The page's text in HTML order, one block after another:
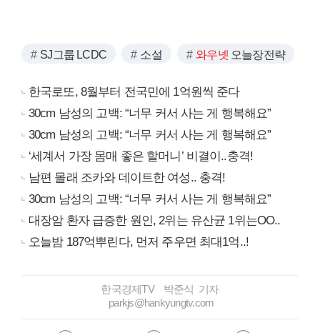
SJ그룹 LCDC 소설 와우넷 오늘장전략
한국로또, 8월부터 전국민에 1억원씩 준다
30cm 남성의 고백: “너무 커서 사는 게 행복해요”
30cm 남성의 고백: “너무 커서 사는 게 행복해요”
‘세계서 가장 몸매 좋은 할머니’ 비결이..충격!
남편 몰래 조카와 데이트한 여성.. 충격!
30cm 남성의 고백: “너무 커서 사는 게 행복해요”
대장암 환자 급증한 원인, 2위는 유산균 1위는OO..
오늘밤 187억뿌린다, 먼저 주우면 최대1억..!
한국경제TV 박준식 기자
parkjs@hankyungtv.com